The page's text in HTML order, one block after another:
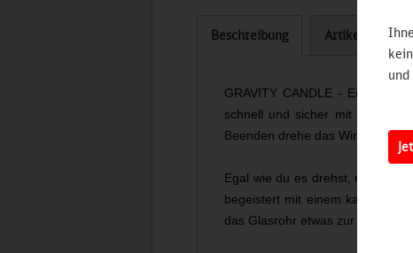
Beschreibung Artikel
GRAVITY CANDLE - Ein
schnell und sicher mit einem
Beenden drehe das Windlicht
Egal wie du es drehst, mit
begeistert mit einem
das Glasrohr etwas zur Seite